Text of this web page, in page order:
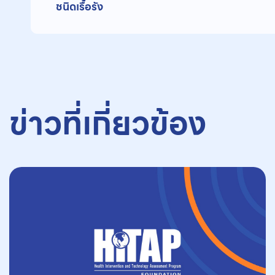
ชนิดเรื้อรัง
ข่าวที่เกี่ยวข้อง